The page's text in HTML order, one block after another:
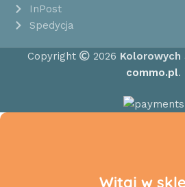
InPost
Spedycja
Copyright 2026 Kolorowych
commo.pl.
Witaj w